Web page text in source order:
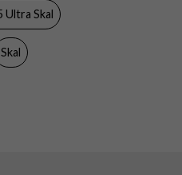
(PC), Mjukplast (TPU)
Ultra Skal
Skal